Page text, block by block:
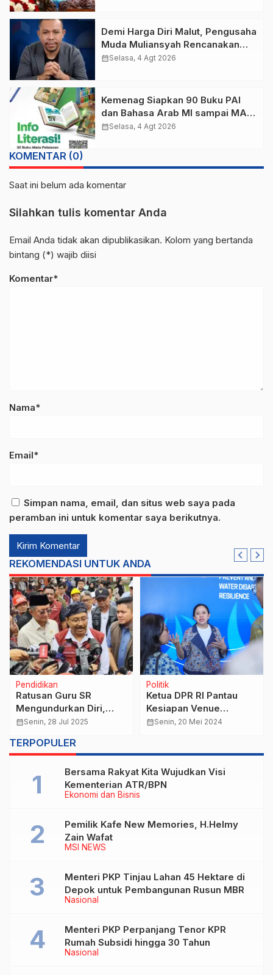
Demi Harga Diri Malut, Pengusaha
Muda Muliansyah Rencanakan
“Malut United Versi Moloku Kie
calendar_monthSelasa, 4 Agt 2026
Kemenag Siapkan 90 Buku PAI
dan Bahasa Arab MI sampai MA,
Bisa Unduh di Sini!
calendar_monthSelasa, 4 Agt 2026
KOMENTAR (0)
Saat ini belum ada komentar
Silahkan tulis komentar Anda
Email Anda tidak akan dipublikasikan. Kolom yang bertanda
bintang (*) wajib diisi
Komentar*
Nama*
Email*
Simpan nama, email, dan situs web saya pada
peramban ini untuk komentar saya berikutnya.
REKOMENDASI UNTUK ANDA
Pendidikan
Ratusan Guru SR
Mengundurkan Diri,
Mensos : Penempatan
calendar_monthSenin, 28 Jul 2025
Politik
Ketua DPR RI Pantau
Kesiapan Venue
Pertemuan Parlemen
calendar_monthSenin, 20 Mei 2024
TERPOPULER
Ekonomi dan Bisnis
Bersama Rakyat Kita Wujudkan Visi
Kementerian ATR/BPN
MSI NEWS
Pemilik Kafe New Memories, H.Helmy
Zain Wafat
Nasional
Menteri PKP Tinjau Lahan 45 Hektare di
Depok untuk Pembangunan Rusun MBR
Nasional
Menteri PKP Perpanjang Tenor KPR
Rumah Subsidi hingga 30 Tahun